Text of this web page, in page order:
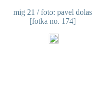
mig 21 / foto: pavel dolas
[fotka no. 174]